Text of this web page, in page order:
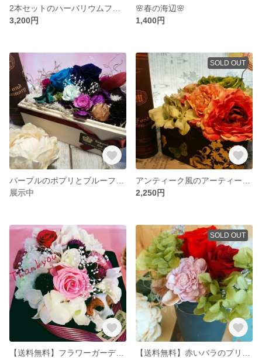
3,200円
🌸春の海辺🌸
1,400円
展示中
SOLD OUT
2,250円
【送料無料】フラワーガーデン♡犬の散歩
SOLD OUT